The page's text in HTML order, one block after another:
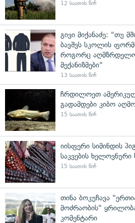
12 საათის წინ
გივი მიქანაძე: "თუ
ბავშვს სკოლის
როგორც
მექანიზმები"
13 საათის წინ
ჩრდილოეთ
გადამდები კიბო
15 საათის წინ
იისფერი სიმინდის
საკვების ხელოვნური
15 საათის წინ
თინა ბოკუჩავა
მოძრაობის"
კომენტარი